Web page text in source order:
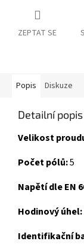
ZEPTAT SE
Popis Diskuze
Detailní
Velikost
Počet pólů:5
Napětí dle EN
Hodinový úhel:
Identifikační